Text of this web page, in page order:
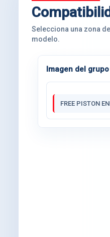
Selecciona una zona
modelo.
Imagen del grupo
FREE PISTON